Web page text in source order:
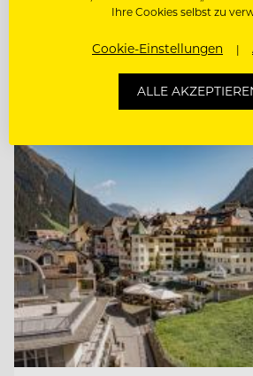
Entdecke alle Jobs
Ihre Cookies selbst zu
Cookie-Einstellungen
ALLE